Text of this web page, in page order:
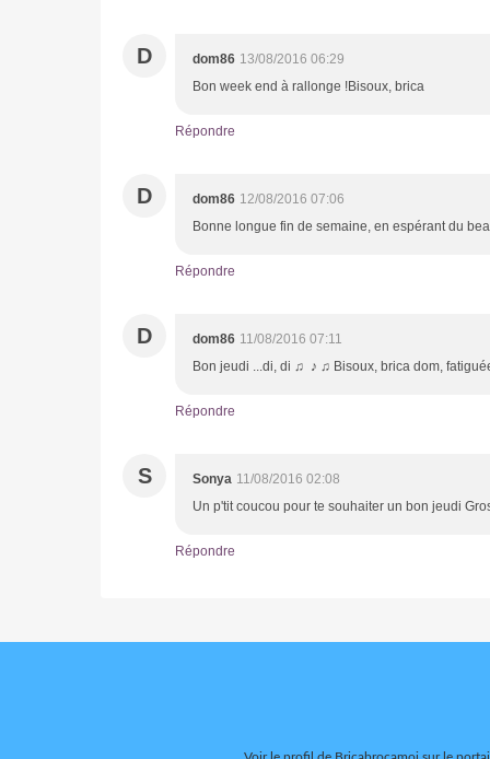
D dom86 13/08/2016 06:29
Bon week end à rallonge !Bisoux, brica
Répondre
D dom86 12/08/2016 07:06
Bonne longue fin de semaine, en espérant du
Répondre
D dom86 11/08/2016 07:11
Bon jeudi ...di, di ♫ ♪ ♫ Bisoux, brica dom,
Répondre
S Sonya 11/08/2016 02:08
Un p'tit coucou pour te souhaiter un bon jeudi
Répondre